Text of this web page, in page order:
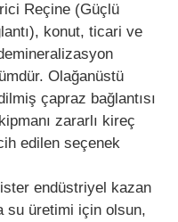
Reçine (Güçlü
konut, ticari ve
Olağanüstü
çapraz bağlantısı
zararlı kireç
edilen seçenek
endüstriyel kazan
su üretimi için olsun,